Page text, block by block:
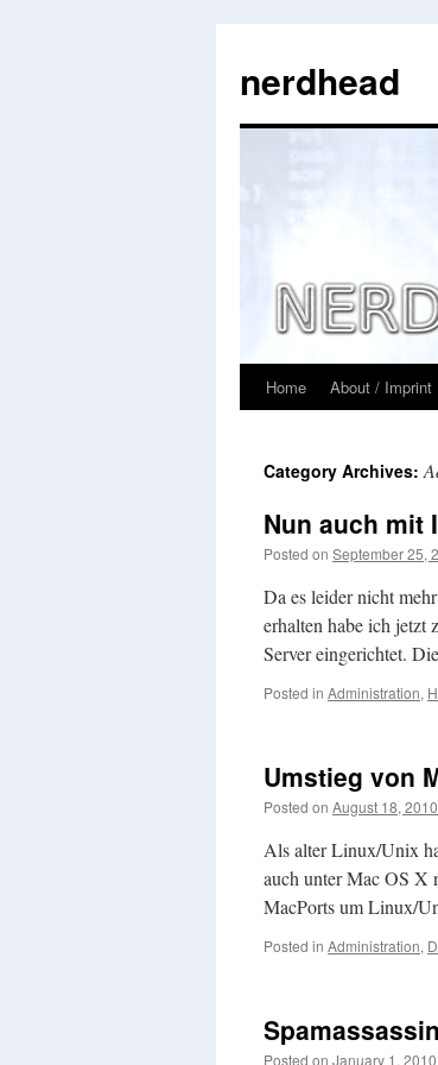
content
nerdhead
Home About / Imprint
Category Archives:
Nun auch mit
Posted on September 25,
Da es leider nicht
erhalten habe ich jetzt
Server eingerichtet.
Posted in Administration,
Umstieg von
Posted on August 18, 2010
Als alter Linux/Unix
auch unter Mac OS X
MacPorts um Linux/
Posted in Administration,
Posted on January 1, 2010